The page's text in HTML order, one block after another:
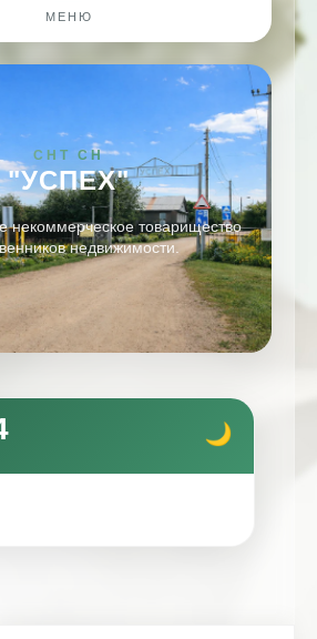
МЕНЮ
СНТ СН
"УСПЕХ"
некоммерческое товарищество
недвижимости.